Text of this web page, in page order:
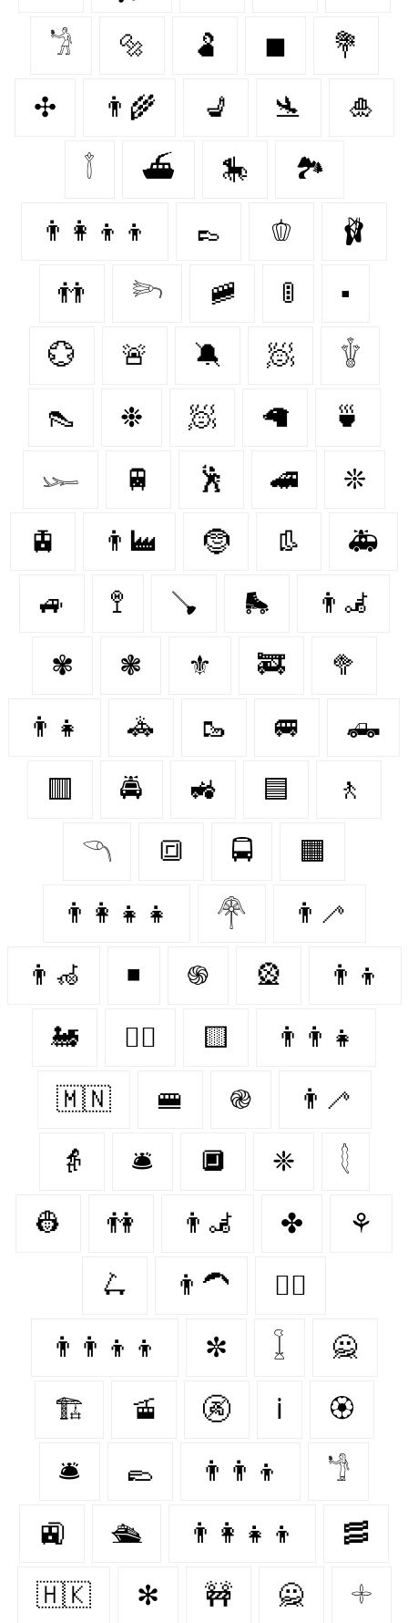
𓁋 🔩 🫃 ◼ 💐
✣ 👨‍🌾 💺 🛬 🎍
𓇕 ⛴ 🎠 🏞️
👨‍👩‍👦‍👦 👞 🫑 🩰
👬 𓆸 🚞 🚦 ▪
💮 🚨 🔕 🧖‍ 𓇚
👠 ❉ 🧖 🦙 🍵
𓆱 🚆 🕺 🚄 ❊
🚊 👨‍🏭 🤶 👢 🚑
🚙 🚏 🪠 🛼 👨‍🦼‍️
✾ ❃ ⚜️ 🚒 🥦
👨‍👧 🚓 🥾 🚐 🛻
🟥 🚔 🚜 🟦 🚶‍
𓆹 🔳 🚍 🟧
👨‍👩‍👧‍👧 𓋇 👨‍🦯
👨‍🦽 ◾ ֍ 🎡 👨‍👦
🚂 👩‍✈️ 🟨 👨‍👨‍👧
🇲🇳 🚝 ֎ 👨‍🦯‍
👵 🛎 🔲 ❈ 𓇛
👷 👫 👨‍🦼 ✤ ⚘
🛴 👨‍🦱 👨‍✈️
👨‍👨‍👦‍👦 ✼ 𓆼 🙅
🏗 🚡 🚱 ℹ 🏵️
🛎️ 🥿 👨‍👨‍👦 𓁙
🚉 🛳 👨‍👩‍👧‍👦 🥓
🇭🇰 ✻ 🚧 🙅‍ 𓇬